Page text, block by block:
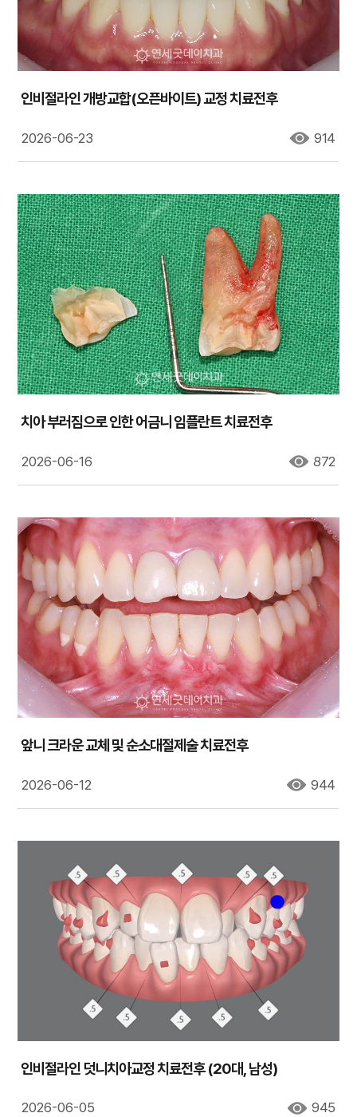
인비절라인 개방교합(오픈바이트) 교정 치료전후
2026-06-23 914
치아 부러짐으로 인한 어금니 임플란트 치료전후
2026-06-16 872
앞니 크라운 교체 및 순소대절제술 치료전후
2026-06-12 944
인비절라인 덧니치아교정 치료전후 (20대, 남성)
2026-06-05 945